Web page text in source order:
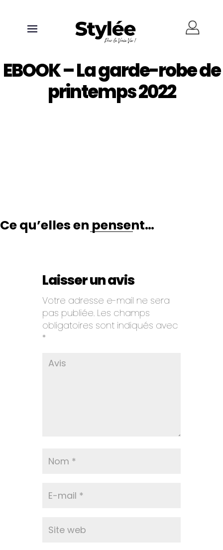
EBOOK – La garde-robe de
printemps 2022
Ce qu’elles en pensent…
Laisser un avis
Votre adresse e-mail ne sera
pas publiée. Les champs
obligatoires sont indiqués avec
*